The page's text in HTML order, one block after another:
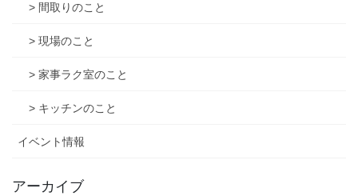
> 間取りのこと
> 現場のこと
> 家事ラク室のこと
> キッチンのこと
イベント情報
アーカイブ